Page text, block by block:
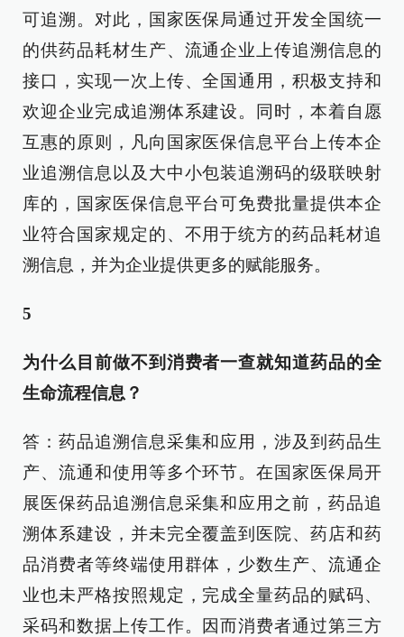
可追溯。对此，国家医保局通过开发全国统一
的供药品耗材生产、流通企业上传追溯信息的
接口，实现一次上传、全国通用，积极支持和
欢迎企业完成追溯体系建设。同时，本着自愿
互惠的原则，凡向国家医保信息平台上传本企
业追溯信息以及大中小包装追溯码的级联映射
库的，国家医保信息平台可免费批量提供本企
业符合国家规定的、不用于统方的药品耗材追
溯信息，并为企业提供更多的赋能服务。
5
为什么目前做不到消费者一查就知道药品的全
生命流程信息？
答：药品追溯信息采集和应用，涉及到药品生
产、流通和使用等多个环节。在国家医保局开
展医保药品追溯信息采集和应用之前，药品追
溯体系建设，并未完全覆盖到医院、药店和药
品消费者等终端使用群体，少数生产、流通企
业也未严格按照规定，完成全量药品的赋码、
采码和数据上传工作。因而消费者通过第三方